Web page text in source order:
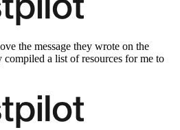
the message they wrote on the
a list of resources for me to